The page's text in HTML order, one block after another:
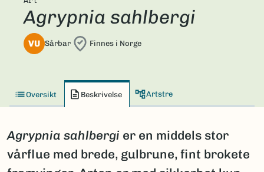
Agrypnia sahlbergi
VU Sårbar Finnes i Norge
Oversikt Beskrivelse Artstre
Agrypnia sahlbergi er en middels stor
vårflue med brede, gulbrune, fint brokete